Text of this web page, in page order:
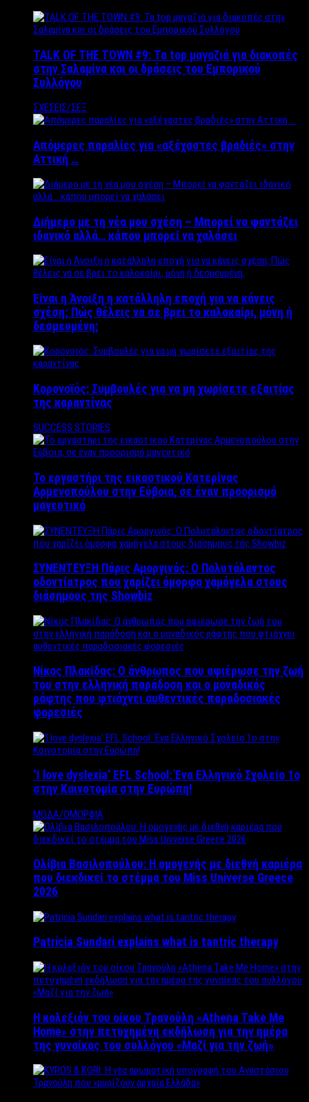
TALK OF THE TOWN #9: Τα top μαγαζιά για διακοπές
στην Σαλαμίνα και οι δράσεις του Εμπορικού
Συλλόγου
ΣΧΕΣΕΙΣ/ΣΕΞ
Απόμερες παραλίες για «αξέχαστες βραδιές» στην
Αττική …
Διήμερο με τη νέα μου σχέση – Μπορεί να φαντάζει
ιδανικό αλλά… κάπου μπορεί να χαλάσει
Είναι η Άνοιξη η κατάλληλη εποχή για να κάνεις
σχέση; Πώς θέλεις να σε βρει το καλοκαίρι, μόνη ή
δεσμευμένη;
Κορονοϊός: Συμβουλές για να μη χωρίσετε εξαιτίας
της καραντίνας
SUCCESS STORIES
Το εργαστήρι της εικαστικού Κατερίνας
Αρμενοπούλου στην Εύβοια, σε έναν προορισμό
μαγευτικό
ΣΥΝΕΝΤΕΥΞΗ Πάρις Αμοργινός: O Πολυτάλαντος
οδοντίατρος που χαρίζει όμορφα χαμόγελα στους
διάσημους της Showbiz
Νίκος Πλακίδας: O άνθρωπος που αφιέρωσε την ζωή
του στην ελληνική παράδοση και ο μοναδικός
ράφτης που φτιάχνει αυθεντικές παραδοσιακές
φορεσιές
‘Ι love dyslexia’ EFL School: Ένα Ελληνικό Σχολείo 1ο
στην Καινοτομία στην Ευρώπη!
ΜΟΔΑ/ΟΜΟΡΦΙΑ
Ολίβια Βασιλοπούλου: Η ομογενής με διεθνή καριέρα
που διεκδικεί το στέμμα του Miss Universe Greece
2026
Patricia Sundari explains what is tantric therapy
Η κολεξιόν του οίκου Τρανούλη «Athena Take Me
Home» στην πετυχημένη εκδήλωση για την ημέρα
της γυναίκας του συλλόγου «Μαζί για την ζωή»